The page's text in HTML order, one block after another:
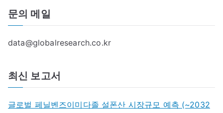
문의 메일
data@globalresearch.co.kr
최신 보고서
글로벌 페닐벤즈이미다졸 설폰산 시장규모 예측 (~2032